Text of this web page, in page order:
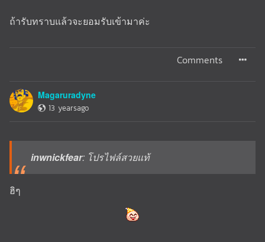
ถ้ารับทราบแล้วจะยอมรับเข้ามาค่ะ
Comments
Magaruradyne
13 yearsago
inwnickfear: โปรไฟล์สวยแท้
ฮิๆ